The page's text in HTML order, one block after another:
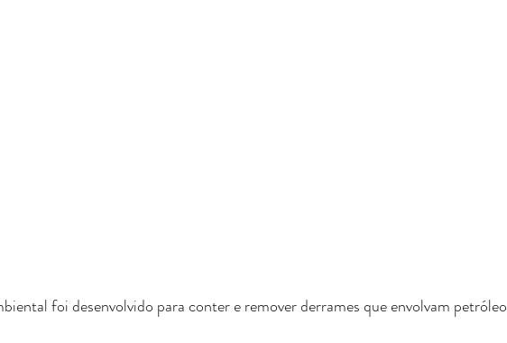
foi desenvolvido para conter e remover derrames que envolvam petróleo